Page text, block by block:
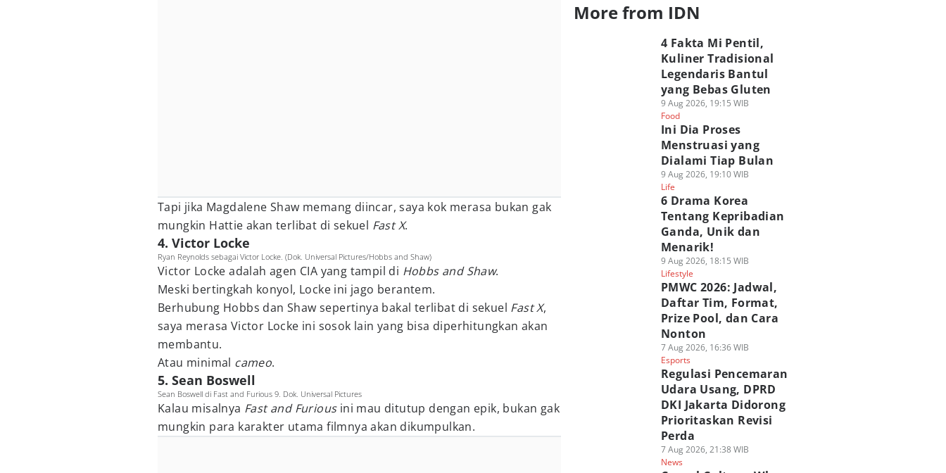
Tapi jika Magdalene Shaw memang diincar, saya kok merasa bukan gak
mungkin Hattie akan terlibat di sekuel Fast X.
4. Victor Locke
Ryan Reynolds sebagai Victor Locke. (Dok. Universal Pictures/Hobbs and Shaw)
Victor Locke adalah agen CIA yang tampil di Hobbs and Shaw.
Meski bertingkah konyol, Locke ini jago berantem.
Berhubung Hobbs dan Shaw sepertinya bakal terlibat di sekuel Fast X,
saya merasa Victor Locke ini sosok lain yang bisa diperhitungkan akan
membantu.
Atau minimal cameo.
5. Sean Boswell
Sean Boswell di Fast and Furious 9. Dok. Universal Pictures
Kalau misalnya Fast and Furious ini mau ditutup dengan epik, bukan gak
mungkin para karakter utama filmnya akan dikumpulkan.
More from IDN
4 Fakta Mi Pentil,
Kuliner Tradisional
Legendaris Bantul
yang Bebas Gluten
9 Aug 2026, 19:15 WIB
Food
Ini Dia Proses
Menstruasi yang
Dialami Tiap Bulan
9 Aug 2026, 19:10 WIB
Life
6 Drama Korea
Tentang Kepribadian
Ganda, Unik dan
Menarik!
9 Aug 2026, 18:15 WIB
Lifestyle
PMWC 2026: Jadwal,
Daftar Tim, Format,
Prize Pool, dan Cara
Nonton
7 Aug 2026, 16:36 WIB
Esports
Regulasi Pencemaran
Udara Usang, DPRD
DKI Jakarta Didorong
Prioritaskan Revisi
Perda
7 Aug 2026, 21:38 WIB
News